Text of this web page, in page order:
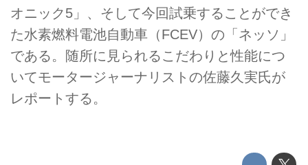
オニック5」、そして今回試乗することができ
た水素燃料電池自動車（FCEV）の「ネッソ」
である。随所に見られるこだわりと性能につ
いてモータージャーナリストの佐藤久実氏が
レポートする。